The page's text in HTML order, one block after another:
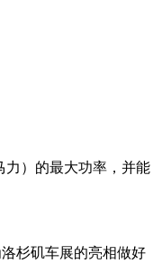
力）的最大功率，并能
杉矶车展的亮相做好